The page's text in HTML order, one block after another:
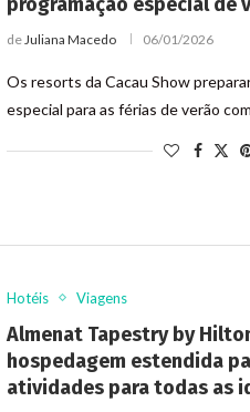
deJuliana Macedo 06/01/2026
Os resorts da Cacau Show
especial para as férias de verão
Hotéis Viagens
Almenat Tapestry by
hospedagem estendida
atividades para todas as